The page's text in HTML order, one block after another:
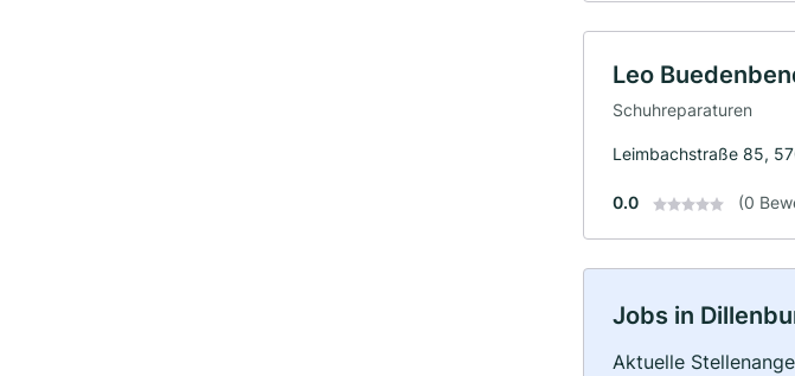
Leo
Schuhreparaturen
Leimbachstraße 85,
0.0 (0
Jobs in
Aktuelle